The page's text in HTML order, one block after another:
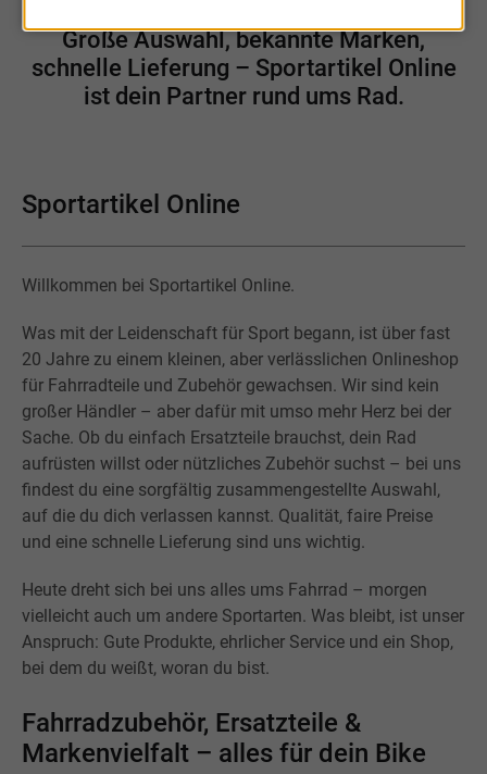
Große Auswahl, bekannte Marken,
schnelle Lieferung – Sportartikel Online
ist dein Partner rund ums Rad.
Sportartikel Online
Willkommen bei Sportartikel Online.
Was mit der Leidenschaft für Sport begann, ist über fast
20 Jahre zu einem kleinen, aber verlässlichen Onlineshop
für Fahrradteile und Zubehör gewachsen. Wir sind kein
großer Händler – aber dafür mit umso mehr Herz bei der
Sache. Ob du einfach Ersatzteile brauchst, dein Rad
aufrüsten willst oder nützliches Zubehör suchst – bei uns
findest du eine sorgfältig zusammengestellte Auswahl,
auf die du dich verlassen kannst. Qualität, faire Preise
und eine schnelle Lieferung sind uns wichtig.
Heute dreht sich bei uns alles ums Fahrrad – morgen
vielleicht auch um andere Sportarten. Was bleibt, ist unser
Anspruch: Gute Produkte, ehrlicher Service und ein Shop,
bei dem du weißt, woran du bist.
Fahrradzubehör, Ersatzteile &
Markenvielfalt – alles für dein Bike